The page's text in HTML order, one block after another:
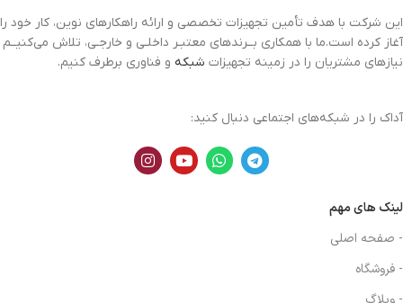
این شرکت با هدف تأمین تجهیزات تخصصی و ارائه راهکارهای نوین، کار خود را
آغاز کرده است.ما با همکاری بــرندهای معتبـر داخلـی و خارجـی، تلاش می‌کنیــم
نیازهای مشتریان را در زمینه تجهیزات شبکه و فناوری برطرف کنیم.
آداک را در شبکه‌های اجتماعی دنبال کنید:
لینک های مهم
- صفحه اصلی
- فروشگاه